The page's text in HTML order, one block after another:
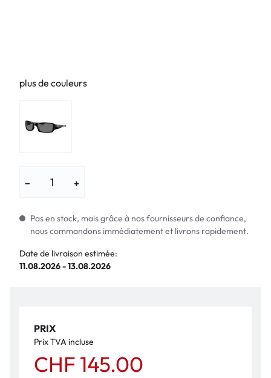
plus de couleurs
− +
Pas en stock, mais grâce à nos fournisseurs de confiance,
nous commandons immédiatement et livrons rapidement.
Date de livraison estimée:
11.08.2026 - 13.08.2026
PRIX
Prix TVA incluse
CHF 145.00